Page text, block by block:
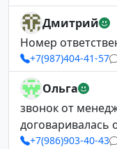
Дмитрий
Номер
+7(987)404-41-57
Ольга
звонок от
договаривалась
+7(986)903-40-43